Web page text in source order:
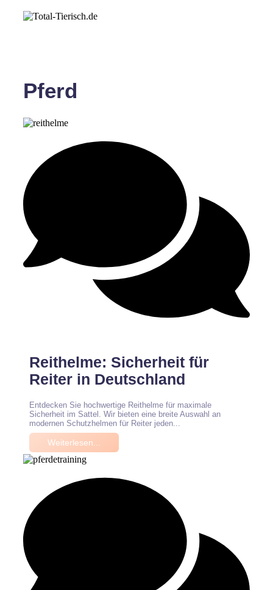
Pferd
Reithelme: Sicherheit für
Reiter in Deutschland
Entdecken Sie hochwertige Reithelme für maximale
Sicherheit im Sattel. Wir bieten eine breite Auswahl an
modernen Schutzhelmen für Reiter jeden...
Weiterlesen...